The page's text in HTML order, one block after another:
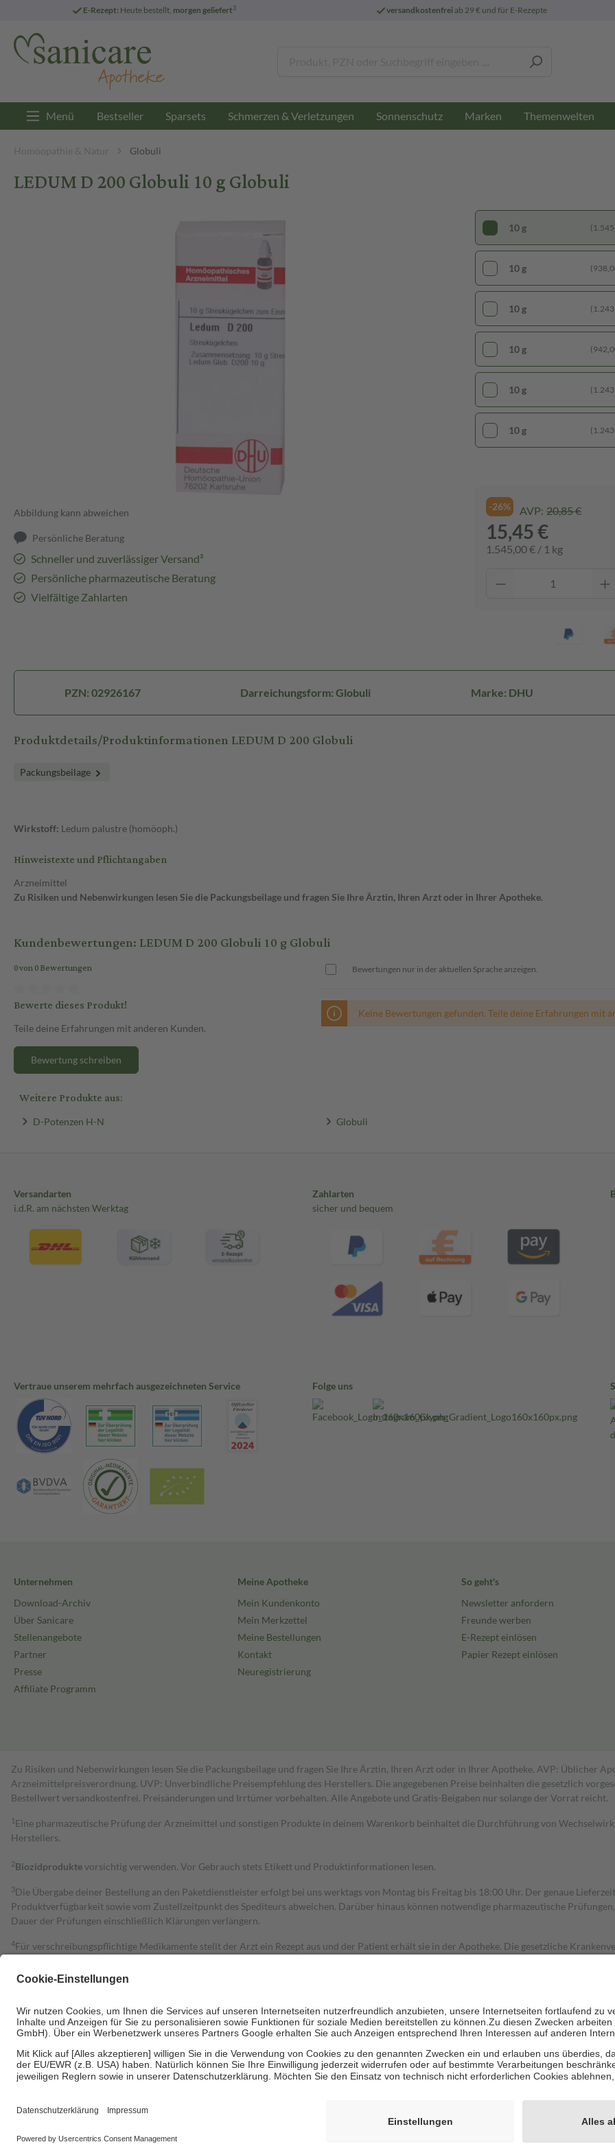
E-Rezept: Heute bestellt, morgen geliefert3 versandkostenfreiab 29 € und für E-Rezepte
Menü Bestseller Sparsets Schmerzen & Verletzungen Sonnenschutz Marken Themenwelten
Homöopathie & Natur Globuli
LEDUM D 200 Globuli 10 g Globuli
Abbildung kann abweichen
Persönliche Beratung
Schneller und zuverlässiger Versand³
Persönliche pharmazeutische Beratung
Vielfältige Zahlarten
10 g
10 g
10 g
10 g
10 g
10 g
-26% AVP: 20,85 €
15,45 €
1.545,00 € / 1 kg
PZN: 02926167 Darreichungsform: Globuli Marke: DHU
Produktdetails/Produktinformationen LEDUM D 200 Globuli
Packungsbeilage
Wirkstoff: Ledum palustre (homöoph.)
Hinweistexte und Pflichtangaben
Arzneimittel
Zu Risiken und Nebenwirkungen lesen Sie die Packungsbeilage und fragen Sie Ihre Ärztin, Ihren Arzt oder in Ihrer Apotheke.
Kundenbewertungen: LEDUM D 200 Globuli 10 g Globuli
0 von 0 Bewertungen
Bewerte dieses Produkt!
Teile deine Erfahrungen mit anderen Kunden.
Bewertung schreiben
Bewertungen nur in der aktuellen Sprache anzeigen.
Keine Bewertungen gefunden. Teile deine Erfahrungen mit
Weitere Produkte aus:
D-Potenzen H-N Globuli
Versandarten
i.d.R. am nächsten Werktag
Zahlarten
sicher und bequem
Vertraue unserem mehrfach ausgezeichneten Service Folge uns
Unternehmen
Download-Archiv
Über Sanicare
Stellenangebote
Partner
Presse
Affiliate Programm
Meine Apotheke
Mein Kundenkonto
Mein Merkzettel
Meine Bestellungen
Kontakt
Neuregistrierung
So geht's
Newsletter anfordern
Freunde werben
E-Rezept einlösen
Papier Rezept einlösen
Zu Risiken und Nebenwirkungen lesen Sie die Packungsbeilage und fragen Sie Ihre Ärztin, Ihren Arzt oder in Ihrer Apotheke. AVP: Üblicher
Arzneimittelpreisverordnung. UVP: Unverbindliche Preisempfehlung des Herstellers. Die angegebenen Preise beinhalten die gesetzlich
Bestell­wert versand­kosten­frei. Preisänderungen und Irrtümer vorbehalten. Alle Angebote und Gratis-Beigaben nur solange der Vorrat reicht.
1 Eine pharmazeutische Prüfung der Arzneimittel und sonstigen Produkte in deinem Warenkorb beinhaltet die Durchführung von
Herstellers.
2Biozidproduktevorsichtig verwenden. Vor Gebrauch stets Etikett und Produktinformationen lesen.
3Die Übergabe deiner Bestellung an den Paketdienstleister erfolgt bei uns werktags von Montag bis Freitag bis 18:00 Uhr. Der genaue
Produktverfügbarkeit sowie vom Zustellzeitpunkt des Spediteurs abweichen. Darüber hinaus können notwendige pharmazeutische
Dauer der Prüfungen einschließlich Klärungen verlängern.
4Für verschreibungspflichtige Medikamente stellt der Arzt ein Rezept aus und der Patient erhält sie in der Apotheke. Die gesetzliche
Grundsätzlich leisten Mitglieder Zuzahlungen in Höhe von zehn Prozent des Abgabepreises,
Bei Heilmitteln und häuslicher Krankenpflege beträgt die Zuzahlung zehn Prozent der Kosten sowie zehn Euro je Verordnung.
Um das Engagement der Versicherten für ihre eigene Gesundheit zu stärken und die besondere Stellung der Familie zu unterstützen, fallen
• Untersuchungen zur Vorsorge und Früherkennung, die von der GKV getragen werden
• empfohlenen Schutzimpfungen
Wir nutzen Trusted Shops als unabhängigen Dienstleister für die Einholung von Bewertungen. Trusted Shops hat Maßnahmen getroffen, um